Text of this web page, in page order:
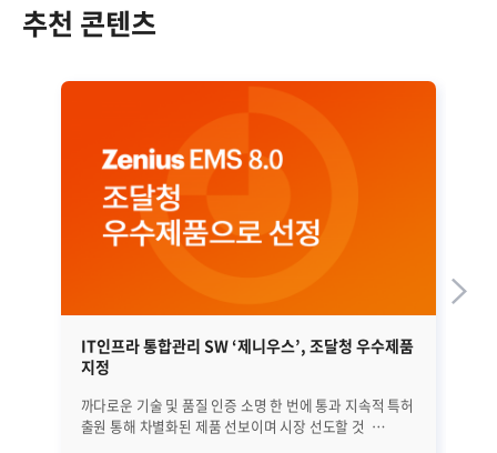
추천 콘텐츠
IT인프라 통합관리 SW ‘제니우스’, 조달청 우수제품
지정
까다로운 기술 및 품질 인증 소명 한 번에 통과 지속적 특허
출원 통해 차별화된 제품 선보이며 시장 선도할 것